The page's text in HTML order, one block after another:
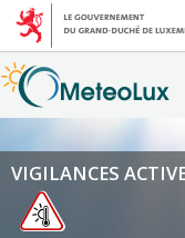
VIGILANCES